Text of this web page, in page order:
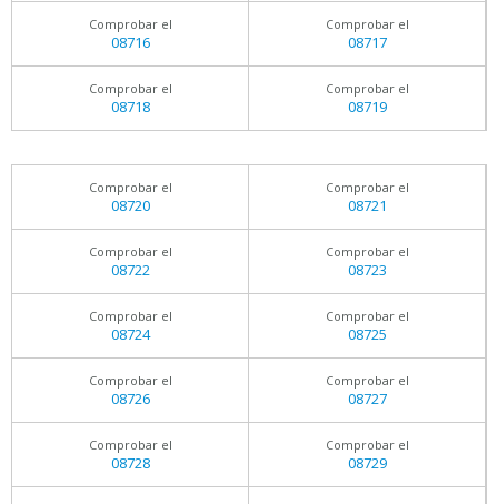
Comprobar el
08716
Comprobar el
08717
Comprobar el
08718
Comprobar el
08719
Comprobar el
08720
Comprobar el
08721
Comprobar el
08722
Comprobar el
08723
Comprobar el
08724
Comprobar el
08725
Comprobar el
08726
Comprobar el
08727
Comprobar el
08728
Comprobar el
08729